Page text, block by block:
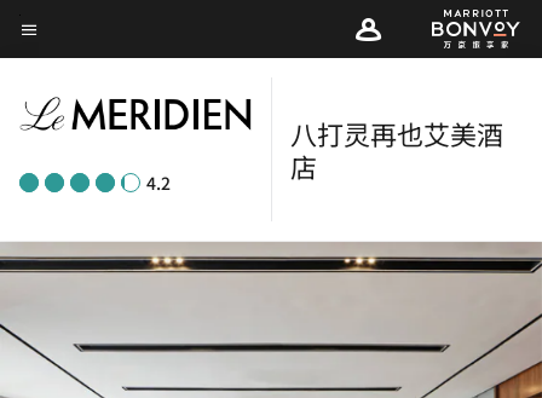
Skip
to
content
菜单文本
4.2
八打灵再也艾美酒
店